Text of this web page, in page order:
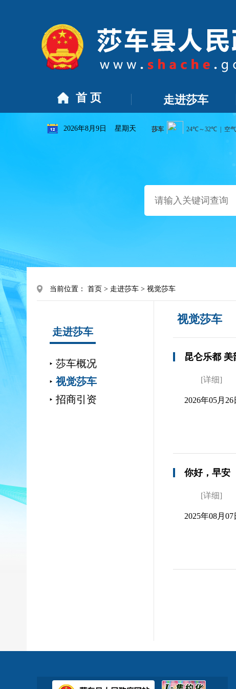
县烟草制品零售点合理布局规划（2026年-2031年）》的公告
首 页 走进莎车
2026年8月9日 星期天
当前位置： 首页 > 走进莎车 > 视觉莎车
走进莎车
莎车概况
视觉莎车
招商引资
视觉莎车
昆仑乐都 美
[详细]
2026年05月26
你好，早安
[详细]
2025年08月07